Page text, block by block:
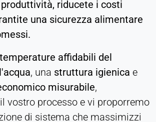
riducete i costi
una sicurezza alimentare
temperature affidabili del
, una struttura igienica e
misurabile,
vostro processo e vi proporremo
di sistema che massimizzi